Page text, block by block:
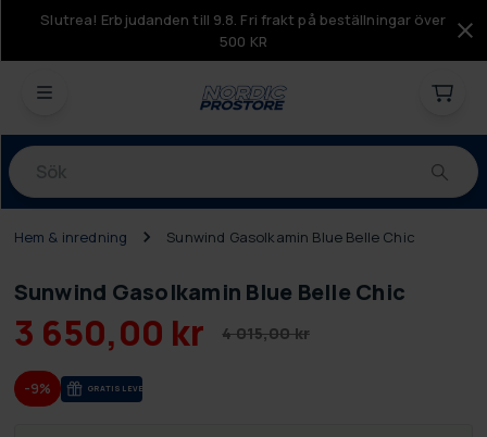
Slutrea! Erbjudanden till 9.8. Fri frakt på beställningar över
500 KR
Produkter
Hem & inredning Sunwind Gasolkamin Blue Belle Chic
Sunwind Gasolkamin Blue Belle Chic
3 650,00 kr 4 015,00 kr
-9% GRA­TIS LE­VE­RANS